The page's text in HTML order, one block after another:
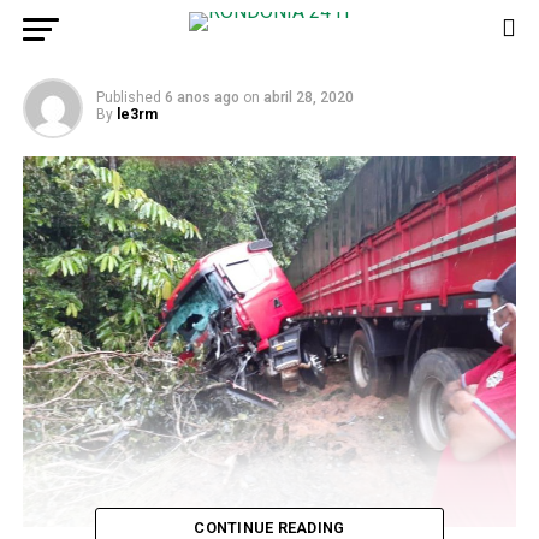
dois mortos
Published 6 anos ago on abril 28, 2020
By le3rm
CONTINUE READING